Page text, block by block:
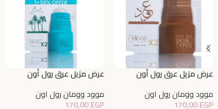
عرض مزيل عرق رول أون
موود وومان رول اون
170,00EGP
عرض مزيل عرق رول أون
مجاناً
موود وومان رول اون
170,00EGP